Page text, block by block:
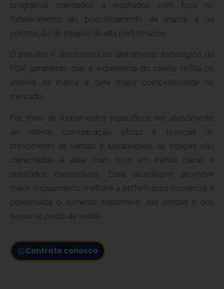
programas orientados a resultados, com foco no
fortalecimento do posicionamento da marca e na
construção de equipes de alta performance.
O trabalho é direcionado ao alinhamento estratégico do
PDV, garantindo que a experiência do cliente reflita os
valores da marca e gere maior competitividade no
mercado.
Por meio de treinamentos específicos em atendimento
ao cliente, comunicação eficaz e técnicas de
crescimento de vendas e lucratividade, as equipes são
capacitadas a atuar com foco em metas claras e
resultados mensuráveis. Essa abordagem promove
maior engajamento, melhora a performance comercial e
potencializa o aumento sustentável das vendas e dos
lucros no ponto de venda.
Contrate conosco